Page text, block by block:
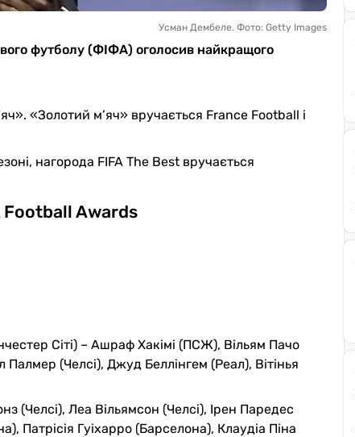
Усман Дембеле. Фото: Getty Images
футболу (ФІФА) оголосив найкращого
«Золотий м’яч» вручається France Football і
нагорода FIFA The Best вручається
Football Awards
Сіті) – Ашраф Хакімі (ПСЖ), Вільям Пачо
(Челсі), Джуд Беллінгем (Реал), Вітінья
(Челсі), Леа Вільямсон (Челсі), Ірен Паредес
Патрісія Гуіхарро (Барселона), Клаудіа Піна